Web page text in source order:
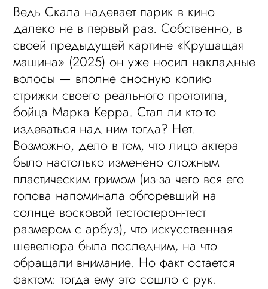
Ведь Скала надевает парик в кино
далеко не в первый раз. Собственно, в
своей предыдущей картине «Крушащая
машина» (2025) он уже носил накладные
волосы — вполне сносную копию
стрижки своего реального прототипа,
бойца Марка Керра. Стал ли кто-то
издеваться над ним тогда? Нет.
Возможно, дело в том, что лицо актера
было настолько изменено сложным
пластическим гримом (из-за чего вся его
голова напоминала обгоревший на
солнце восковой тестостерон-тест
размером с арбуз), что искусственная
шевелюра была последним, на что
обращали внимание. Но факт остается
фактом: тогда ему это сошло с рук.